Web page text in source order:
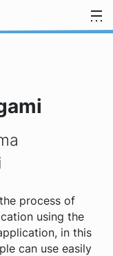
process of
using the
, in this
can use easily